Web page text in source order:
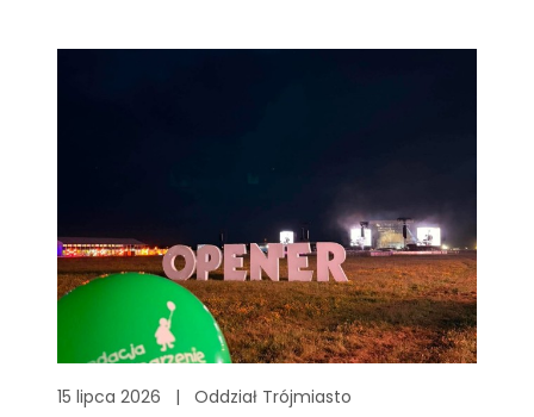
trójmiejskiego oddziału Fundacji Mam
15 lipca 2026 | Oddział Trójmiasto